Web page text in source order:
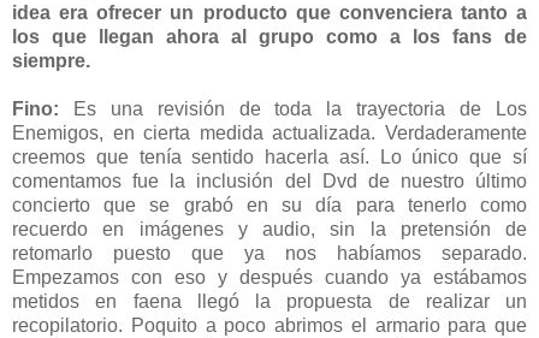
idea era ofrecer un producto que convenciera tanto a
los que llegan ahora al grupo como a los fans de
siempre.
Fino: Es una revisión de toda la trayectoria de Los
Enemigos, en cierta medida actualizada. Verdaderamente
creemos que tenía sentido hacerla así. Lo único que sí
comentamos fue la inclusión del Dvd de nuestro último
concierto que se grabó en su día para tenerlo como
recuerdo en imágenes y audio, sin la pretensión de
retomarlo puesto que ya nos habíamos separado.
Empezamos con eso y después cuando ya estábamos
metidos en faena llegó la propuesta de realizar un
recopilatorio. Poquito a poco abrimos el armario para que